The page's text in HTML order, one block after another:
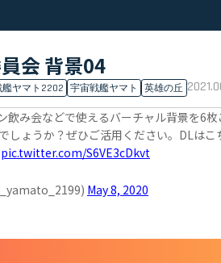
会 背景04
艦ヤマト2202 宇宙戦艦ヤマト 英雄の丘
飲み会などで使えるバーチャル背景を6
しょうか？ぜひご活用ください。DLはこ
pic.twitter.com/S6VE3cDkvt
May 8, 2020